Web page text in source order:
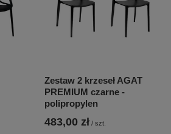
Zestaw 2 krzeseł AGAT
PREMIUM czarne -
polipropylen
483,00 zł / szt.